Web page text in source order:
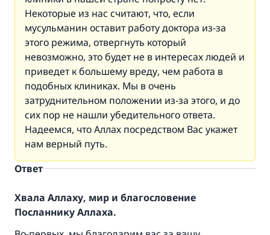
Некоторые из нас считают, что, если
мусульманин оставит работу доктора из-за
этого режима, отвергнуть который
невозможно, это будет не в интересах людей и
приведет к большему вреду, чем работа в
подобных клиниках. Мы в очень
затруднительном положении из-за этого, и до
сих пор не нашли убедительного ответа.
Надеемся, что Аллах посредством Вас укажет
нам верный путь.
Ответ
Хвала Аллаху, мир и благословение
Посланнику Аллаха.